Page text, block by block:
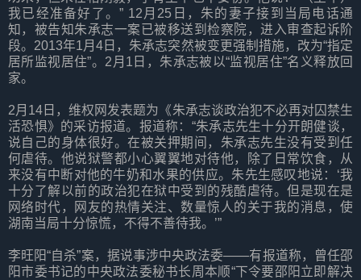
我已经准备好了。” 12月25日，朱的妻子接到当局电话通
知，被告知朱承志一案已被移送到检察院，进入审查起诉阶
段。2013年1月4日，朱承志突然被变更强制措施，改为“指定
居所监视居住”。2月1日，朱承志被以“监视居住”名义释放回
家。
2月14日，维权网发表题为《朱承志谈政治犯不必再对囚禁生
活恐惧》的采访报道。报道称：“朱承志先生十分开朗健谈，
说自己的身体很好。在被关押期间，朱承志先生没有受到任
何虐待。他说狱警都小心翼翼地对待他，除了日常饮食，从
来没有中断对他的牛奶和水果的供应。朱先生感叹地说：‘我
十分了解以前的政治犯在狱中受到的残酷虐待。但是现在是
网络时代，网友的热情关注、数量惊人的关于我的消息，使
湖南当局十分惊慌，不得不善待我。’”
李旺阳“自杀”案，据说事涉中央政法委——有报道称，曾任邵
阳市委书记的中央政法委秘书长周本顺“下令要邵阳立即解决